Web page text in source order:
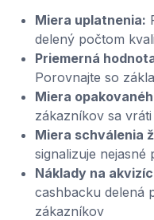
Miera uplatnenia:
delený počtom
Priemerná
Porovnajte so
Miera
zákazníkov sa
Miera schválenia
signalizuje nejasné
Náklady na
cashbacku delená
zákazníkov